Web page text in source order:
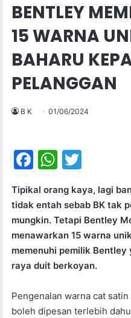
BENTLEY
15 WARNA
BAHARU
PELANGGAN
B K 01/06/2024
F
c
e
b
o
o
k
W
at
s
A
p
p
itt
er
Tipikal orang kaya, lagi
tidak entah sebab BK tak
mungkin. Tetapi Bentley
menawarkan 15 warna
memenuhi pemilik
raya duit berkoyan.
Pengenalan warna cat
boleh dipesan terlebih